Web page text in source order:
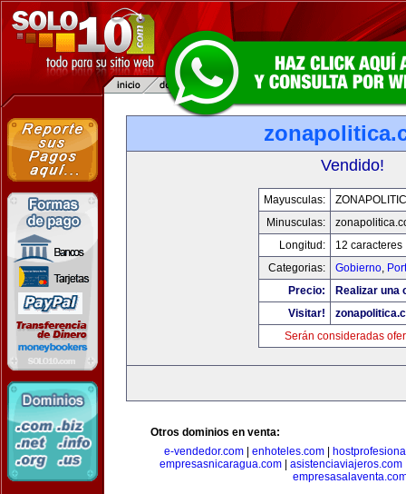
Vendido!
Mayusculas:
Minusculas:
Longitud:
12 caracteres
Categorias:
Gobierno,
Precio:
Realizar una
Visitar!
Serán consideradas
Otros dominios en venta:
e-vendedor.com| enhoteles.com|
empresasnicaragua.com| asistenciaviajeros.com